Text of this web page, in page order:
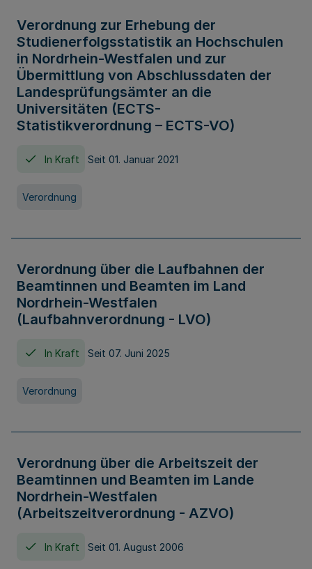
Verordnung zur Erhebung der
Studienerfolgsstatistik an Hochschulen
in Nordrhein-Westfalen und zur
Übermittlung von Abschlussdaten der
Landesprüfungsämter an die
Universitäten (ECTS-
Statistikverordnung – ECTS-VO)
In Kraft Seit 01. Januar 2021
Verordnung
Verordnung über die Laufbahnen der
Beamtinnen und Beamten im Land
Nordrhein-Westfalen
(Laufbahnverordnung - LVO)
In Kraft Seit 07. Juni 2025
Verordnung
Verordnung über die Arbeitszeit der
Beamtinnen und Beamten im Lande
Nordrhein-Westfalen
(Arbeitszeitverordnung - AZVO)
In Kraft Seit 01. August 2006